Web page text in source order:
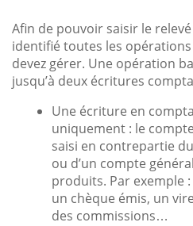
Afin de pouvoir saisir le
identifié toutes les
devez gérer. Une opération
jusqu’à deux écritures
Une écriture en
uniquement : le
saisi en contrepartie
ou d’un compte
produits. Par exemple
un chèque émis, un
des commissions…